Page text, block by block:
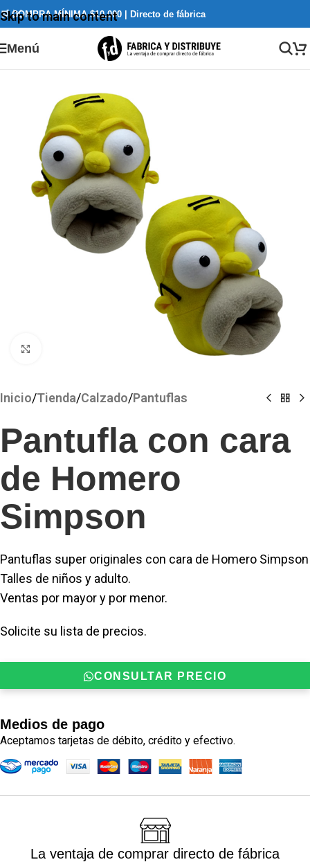
Skip to main content
🛒 COMPRA MÍNIMA $10.000 | Directo de fábrica
Menú
Inicio/Tienda/Calzado/Pantuflas
Pantufla con cara
de Homero
Simpson
Pantuflas super originales con cara de Homero Simpson
Talles de niños y adulto.
Ventas por mayor y por menor.
Solicite su lista de precios.
CONSULTAR PRECIO
Medios de pago
Aceptamos tarjetas de débito, crédito y efectivo.
La ventaja de comprar directo de fábrica